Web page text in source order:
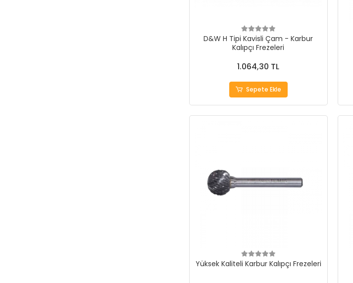
D&W H Tipi Kavisli Çam - Karbur
Kalıpçı Frezeleri
1.064,30 TL
Sepete Ekle
Yüksek Kaliteli Karbur Kalıpçı Frezeleri